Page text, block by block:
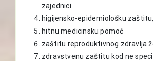
zajednici
higijensko-epidemiološku zaštitu,
hitnu medicinsku pomoć
zaštitu reproduktivnog zdravlja
zdravstvenu zaštitu kod ne